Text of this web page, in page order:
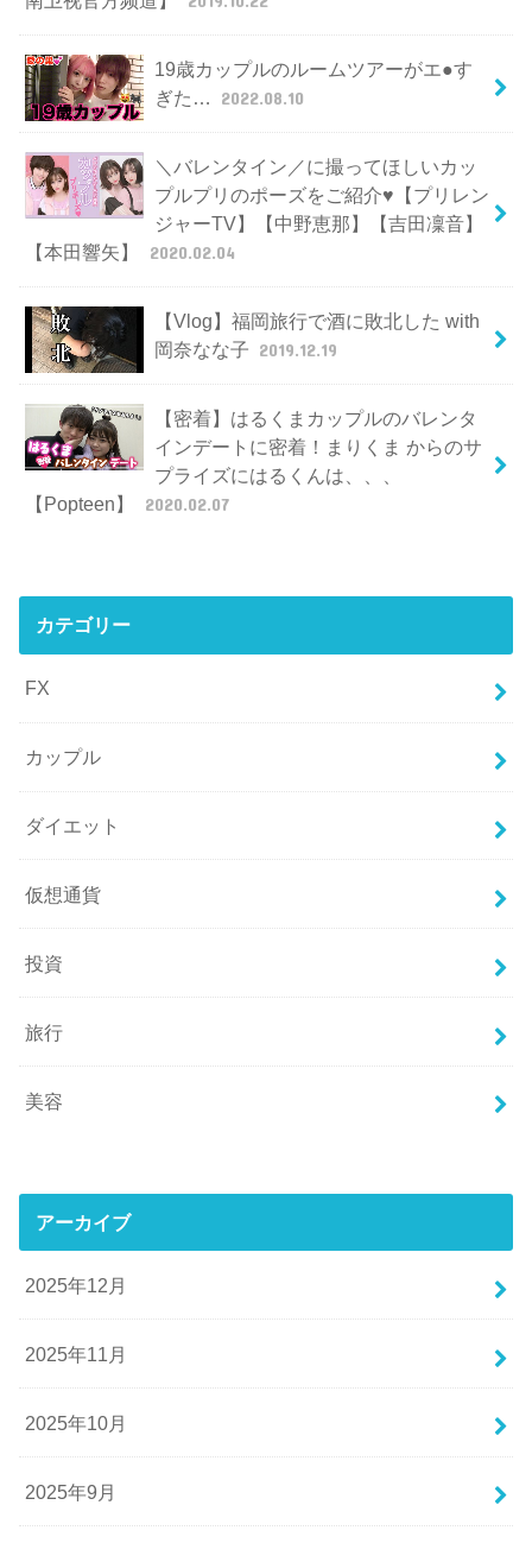
19歳カップルのルームツアーがエ●す
ぎた…
2022.08.10
＼バレンタイン／に撮ってほしいカッ
プルプリのポーズをご紹介♥【プリレン
ジャーTV】【中野恵那】【吉田凜音】
【本田響矢】
2020.02.04
【Vlog】福岡旅行で酒に敗北した with
岡奈なな子 2019.12.19
【密着】はるくまカップルのバレンタ
インデートに密着！まりくま からのサ
プライズにはるくんは、、、
【Popteen】
2020.02.07
カテゴリー
FX
カップル
ダイエット
仮想通貨
投資
旅行
美容
アーカイブ
2025年12月
2025年11月
2025年10月
2025年9月